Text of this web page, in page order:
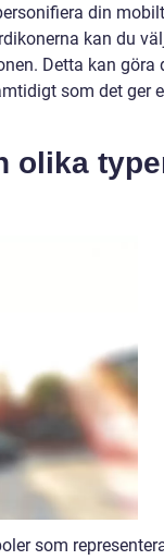
din
kan du
Detta kan göra
som det ger
olika
som